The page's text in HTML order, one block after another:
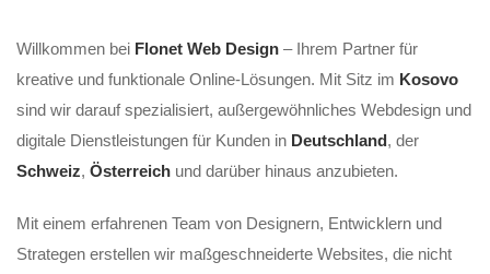
Willkommen bei Flonet Web Design – Ihrem Partner für
kreative und funktionale Online-Lösungen. Mit Sitz im Kosovo
sind wir darauf spezialisiert, außergewöhnliches Webdesign und
digitale Dienstleistungen für Kunden in Deutschland, der
Schweiz, Österreich und darüber hinaus anzubieten.
Mit einem erfahrenen Team von Designern, Entwicklern und
Strategen erstellen wir maßgeschneiderte Websites, die nicht